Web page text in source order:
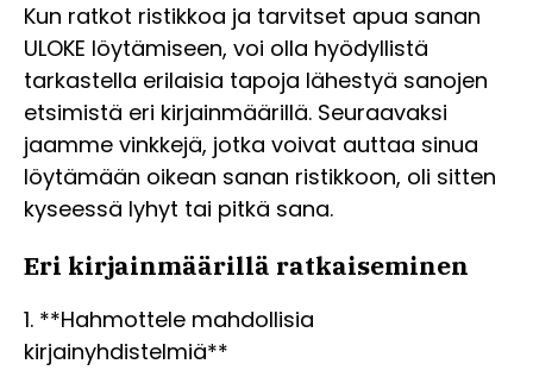
Kun ratkot ristikkoa ja tarvitset apua sanan
ULOKE löytämiseen, voi olla hyödyllistä
tarkastella erilaisia tapoja lähestyä sanojen
etsimistä eri kirjainmäärillä. Seuraavaksi
jaamme vinkkejä, jotka voivat auttaa sinua
löytämään oikean sanan ristikkoon, oli sitten
kyseessä lyhyt tai pitkä sana.
Eri kirjainmäärillä ratkaiseminen
1. **Hahmottele mahdollisia
kirjainyhdistelmiä**